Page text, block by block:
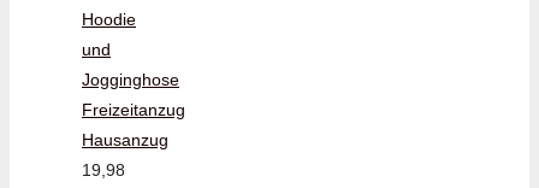
Hoodie
und
Jogginghose
Freizeitanzug
Hausanzug
19,98